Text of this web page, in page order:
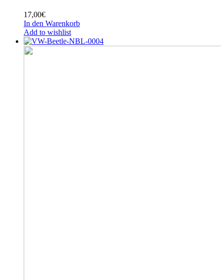
17,00€
In den Warenkorb
Add to wishlist